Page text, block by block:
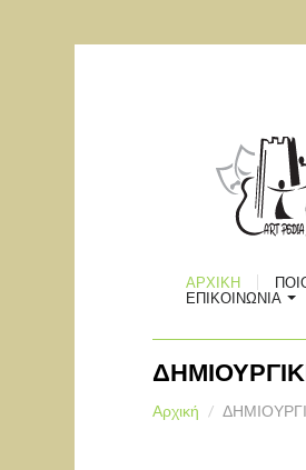
ΑΡΧΙΚΗ
ΕΠΙΚΟΙΝΩΝΙΑ
Επικοινωνία
Αρχική